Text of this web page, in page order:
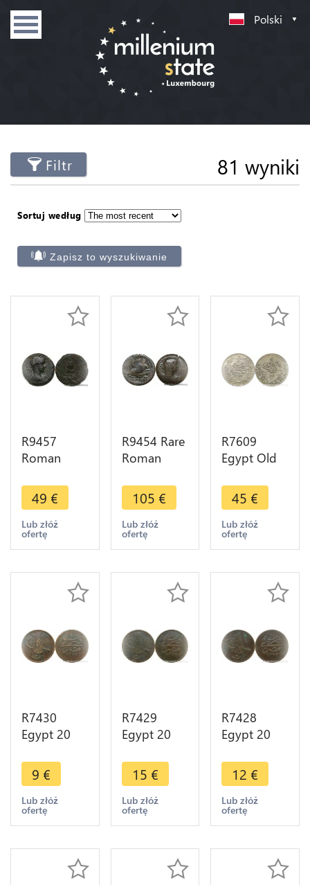
Polski
Filtr 81 wyniki
Sortuj według
Zapisz to wyszukiwanie
R9457
Roman
Elagabal
Serapis
Kalathos
Alexandria
Make offer
49 €
Lub złóż
ofertę
R9454 Rare
Roman
Drachm
Hadrian
Dated RY
12 127
> Make
105 €
Lub złóż
ofertę
R7609
Egypt Old
10 Qirsh
Abdul
Hamid II
AH 1293
Heaton
45 €
Lub złóż
ofertę
R7430
Egypt 20
Aziz AH
1277 /4
1863 ->
Make offer
9 €
Lub złóż
ofertę
R7429
Egypt 20
Aziz AH
1277 /8
1867 ->
Make offer
15 €
Lub złóż
ofertę
R7428
Egypt 20
Aziz AH
1277 /9
1868 ->
Make offer
12 €
Lub złóż
ofertę